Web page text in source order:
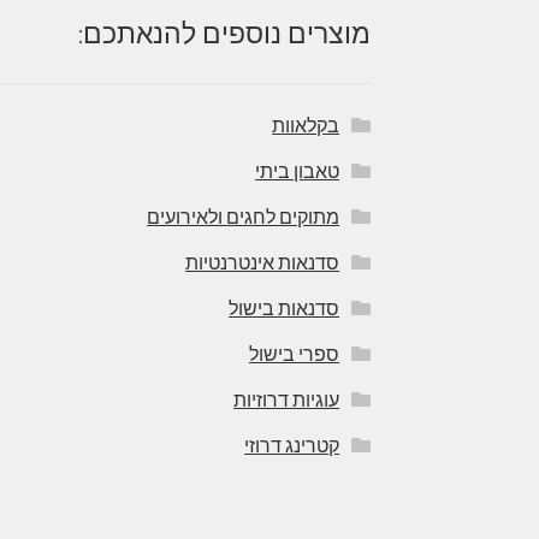
מוצרים נוספים להנאתכם:
בקלאוות
טאבון ביתי
מתוקים לחגים ולאירועים
סדנאות אינטרנטיות
סדנאות בישול
ספרי בישול
עוגיות דרוזיות
קטרינג דרוזי